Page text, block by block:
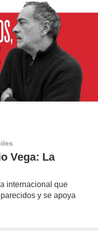
Vega: La
internacional que
y se apoya